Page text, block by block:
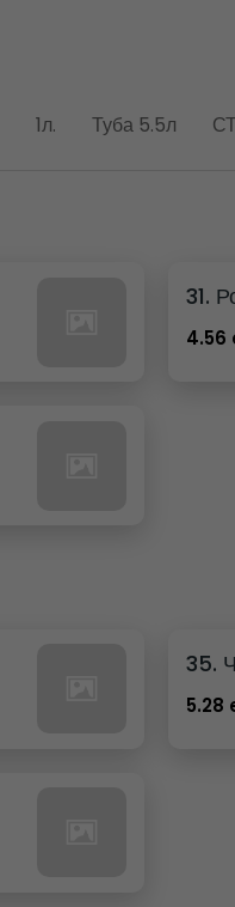
1л. Туба 5.5л
31.
4.56
35.
5.28